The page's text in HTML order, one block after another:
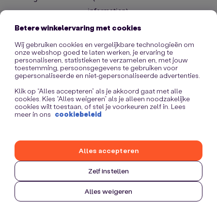
information).
Betere winkelervaring met cookies
Wij gebruiken cookies en vergelijkbare technologieën om
onze webshop goed te laten werken, je ervaring te
personaliseren, statistieken te verzamelen en, met jouw
toestemming, persoonsgegevens te gebruiken voor
gepersonaliseerde en niet-gepersonaliseerde advertenties.
Klik op “Alles accepteren” als je akkoord gaat met alle
cookies. Kies “Alles weigeren” als je alleen noodzakelijke
cookies wilt toestaan, of stel je voorkeuren zelf in. Lees
meer in ons cookiebeleid
Zelf instellen
Alles weigeren
Alles accepteren